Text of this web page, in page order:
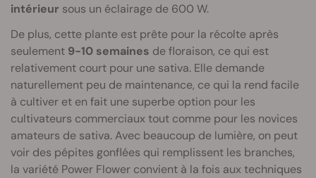
intérieur sous un éclairage de 600 W.
De plus, cette plante est prête pour la récolte après
seulement 9-10 semaines de floraison, ce qui est
relativement court pour une sativa. Elle demande
naturellement peu de maintenance, ce qui la rend facile
à cultiver et en fait une superbe option pour les
cultivateurs commerciaux tout comme pour les novices
amateurs de sativa. Avec beaucoup de lumière, on peut
voir des pépites gonflées qui remplissent les branches,
la variété Power Flower convient à la fois aux techniques